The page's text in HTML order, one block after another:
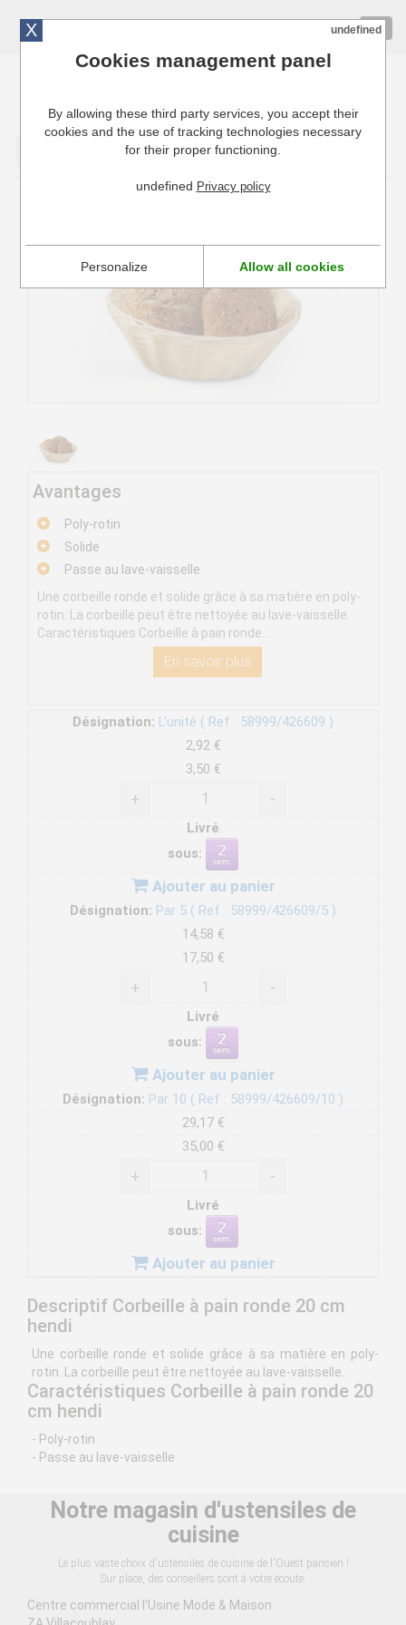
Cuisinresto: Ustensiles de cuisine pour professionnels
Avantages
Poly-rotin
Solide
Passe au lave-vaisselle
Une corbeille ronde et solide grâce à sa matière en poly-
rotin. La corbeille peut être nettoyée au lave-vaisselle.
Caractéristiques Corbeille à pain ronde...
En savoir plus
Désignation: L'unité ( Ref : 58999/426609 )
2,92 €
3,50 €
+ -
Livré
sous:
Ajouter au panier
Désignation: Par 5 ( Ref : 58999/426609/5 )
14,58 €
17,50 €
+ -
Livré
sous:
Ajouter au panier
Désignation: Par 10 ( Ref : 58999/426609/10 )
29,17 €
35,00 €
+ -
Livré
sous:
Ajouter au panier
Descriptif Corbeille à pain ronde 20 cm
hendi
Une corbeille ronde et solide grâce à sa matière en poly-
rotin. La corbeille peut être nettoyée au lave-vaisselle.
Caractéristiques Corbeille à pain ronde 20
cm hendi
- Poly-rotin
- Passe au lave-vaisselle
Notre magasin d'ustensiles de
cuisine
Le plus vaste choix d'ustensiles de cuisine de l'Ouest parisien !
Sur place, des conseillers sont à votre écoute.
Centre commercial l'Usine Mode & Maison
X undefined
Cookies management panel
By allowing these third party services, you accept their
cookies and the use of tracking technologies necessary
for their proper functioning.
undefined Privacy policy
Personalize Allow all cookies